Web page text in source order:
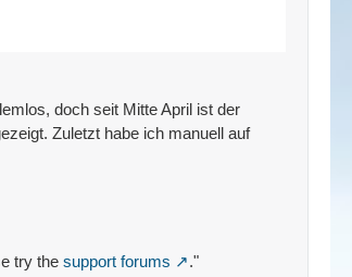
doch seit Mitte April ist der
Zuletzt habe ich manuell auf
try the support forums ."